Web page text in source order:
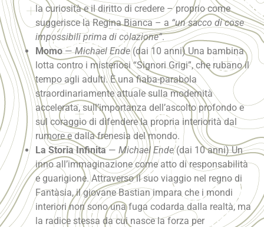
la curiosità e il diritto di credere – proprio come
suggerisce la Regina Bianca – a “un sacco di cose
impossibili prima di colazione”.
Momo—Michael Ende(dai 10 anni) Una bambina
lotta contro i misteriosi “Signori Grigi”, che rubano il
tempo agli adulti. È una fiaba-parabola
straordinariamente attuale sulla modernità
accelerata, sull’importanza dell’ascolto profondo e
sul coraggio di difendere la propria interiorità dal
rumore e dalla frenesia del mondo.
La Storia Infinita— Michael Ende(dai 10 anni) Un
inno all’immaginazione come atto di responsabilità
e guarigione. Attraverso il suo viaggio nel regno di
Fantàsia, il giovane Bastian impara che i mondi
interiori non sono una fuga codarda dalla realtà, ma
la radice stessa da cui nasce la forza per